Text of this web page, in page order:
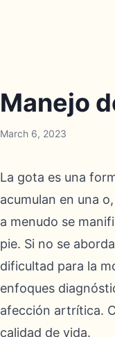
Manejo
March 6, 2023
La gota es una
acumulan en una
a menudo se
pie. Si no se
dificultad para la
enfoques
afección artrítica.
calidad de vida.